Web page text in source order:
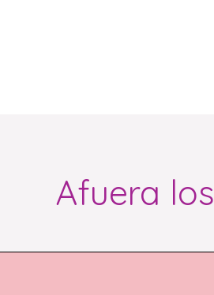
Afuera los